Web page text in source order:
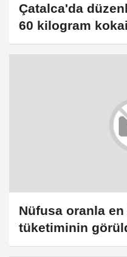
Çatalca'da
60 kilogram
Nüfusa oranla
tüketiminin
Avustralya ve